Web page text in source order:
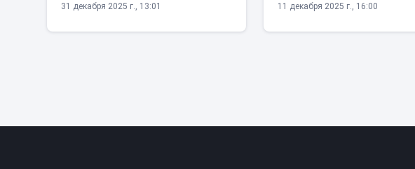
31 декабря 2025 г., 13:01 11 декабря 2025 г., 16:00